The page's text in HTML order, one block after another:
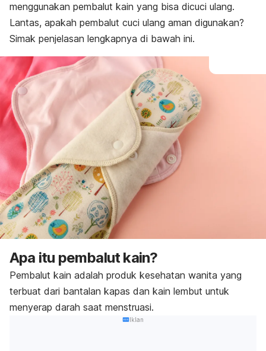
menggunakan pembalut kain yang bisa dicuci ulang.
Lantas, apakah pembalut cuci ulang aman digunakan?
Simak penjelasan lengkapnya di bawah ini.
Apa itu pembalut kain?
Pembalut kain adalah produk kesehatan wanita yang
terbuat dari bantalan kapas dan kain lembut untuk
menyerap darah saat menstruasi.
Iklan